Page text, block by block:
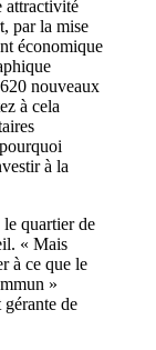
attractivité
par la mise
économique
nouveaux
à cela
à la
quartier de
« Mais
à ce que le
»
de